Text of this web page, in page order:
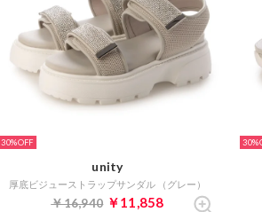
30%
unity
厚底ビジューストラップサンダル （グレー）
￥16,940 ￥11,858
30%